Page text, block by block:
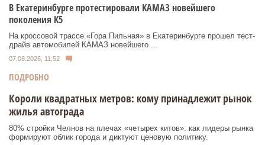
В Екатеринбурге протестировали КАМАЗ новейшего
поколения К5
На кроссовой трассе «Гора Пильная» в Екатеринбурге прошел тест-
драйв автомобилей КАМАЗ новейшего ...
07.08.2026, 11:52
ПОДРОБНО
Короли квадратных метров: кому принадлежит рынок
жилья автограда
80% стройки Челнов на плечах «четырех китов»: как лидеры рынка
формируют облик города и диктуют ценовую политику.